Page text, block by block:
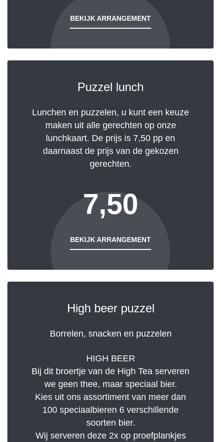
BEKIJK ARRANGEMENT
Puzzel lunch
Lunchen en puzzelen, u kunt een keuze
maken uit alle gerechten op onze
lunchkaart. De prijs is 7,50 pp en
daarnaast de prijs van de gekozen
gerechten.
7,50
BEKIJK ARRANGEMENT
High beer puzzel
Borrelen, snacken en puzzelen
HIGH BEER
Bij dit broertje van de High Tea serveren
we geen thee, maar speciaal bier.
Kies uit ons assortiment van meer dan
100 speciaalbieren 6 verschillende
soorten bier.
Wij serveren deze 2x op proefplankjes